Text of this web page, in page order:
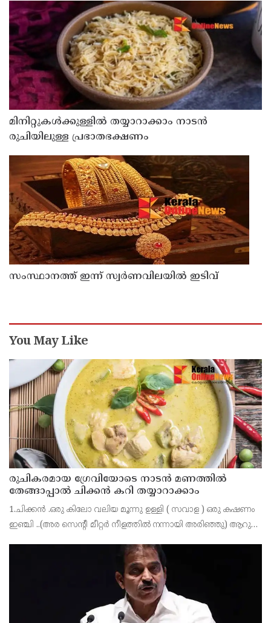
തരൂരിനെതിരെ കെ.സി. വേണുഗോപാൽ
മിനിറ്റുകൾക്കുള്ളിൽ തയ്യാറാക്കാം നാടൻ
രുചിയിലുള്ള പ്രഭാതഭക്ഷണം
സംസ്ഥാനത്ത് ഇന്ന് സ്വർണവിലയിൽ ഇടിവ്
You May Like
രുചികരമായ ഗ്രേവിയോടെ നാടൻ മണത്തിൽ
തേങ്ങാപ്പാൽ ചിക്കൻ കറി തയ്യാറാക്കാം
1.ചിക്കൻ .ഒരു കിലോ വലിയ മൂന്നു ഉള്ളി ( സവാള ) ഒരു കഷണം
ഇഞ്ചി ..(അര സെന്റീ മീറ്റർ നീളത്തിൽ നന്നായി അരിഞ്ഞു) ആറു